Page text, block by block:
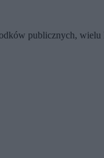
publicznych,